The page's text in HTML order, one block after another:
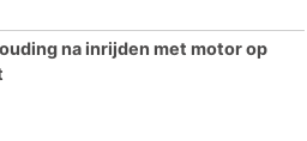
na inrijden met motor op